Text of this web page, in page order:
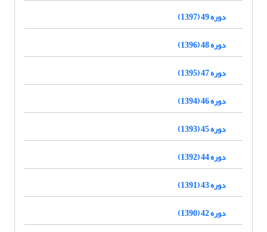
دوره 49 (1397)
دوره 48 (1396)
دوره 47 (1395)
دوره 46 (1394)
دوره 45 (1393)
دوره 44 (1392)
دوره 43 (1391)
دوره 42 (1390)